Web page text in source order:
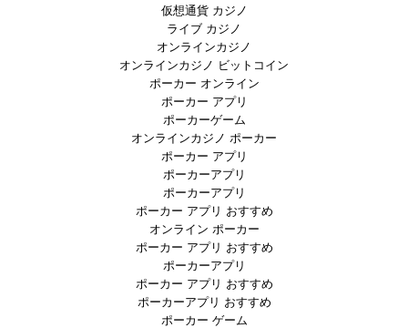
仮想通貨 カジノ
ライブ カジノ
オンラインカジノ
オンラインカジノ ビットコイン
ポーカー オンライン
ポーカー アプリ
ポーカーゲーム
オンラインカジノ ポーカー
ポーカー アプリ
ポーカーアプリ
ポーカーアプリ
ポーカー アプリ おすすめ
オンライン ポーカー
ポーカー アプリ おすすめ
ポーカーアプリ
ポーカー アプリ おすすめ
ポーカーアプリ おすすめ
ポーカー ゲーム